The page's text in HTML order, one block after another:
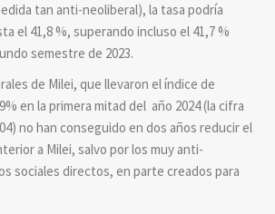
tan anti-neoliberal), la tasa podría
el 41,8 %, superando incluso el 41,7 %
semestre de 2023.
de Milei, que llevaron el índice de
en la primera mitad del año 2024 (la cifra
no han conseguido en dos años reducir el
a Milei, salvo por los muy anti-
sociales directos, en parte creados para